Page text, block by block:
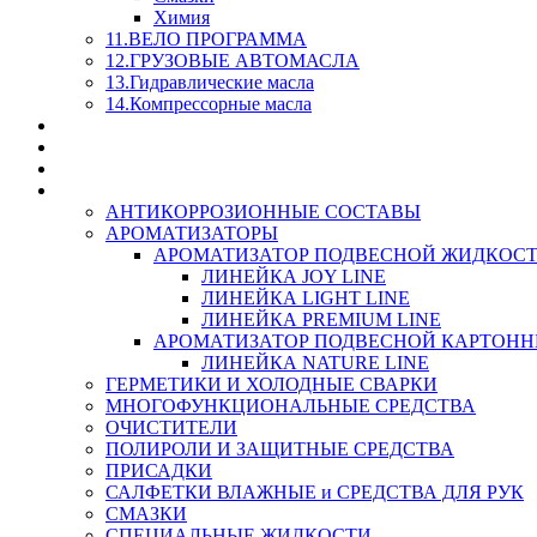
Химия
11.ВЕЛО ПРОГРАММА
12.ГРУЗОВЫЕ АВТОМАСЛА
13.Гидравлические масла
14.Компрессорные масла
АНТИКОРРОЗИОННЫЕ СОСТАВЫ
АРОМАТИЗАТОРЫ
АРОМАТИЗАТОР ПОДВЕСНОЙ
ЛИНЕЙКА JOY LINE
ЛИНЕЙКА LIGHT LINE
ЛИНЕЙКА PREMIUM LINE
АРОМАТИЗАТОР ПОДВЕСНОЙ
ЛИНЕЙКА NATURE LINE
ГЕРМЕТИКИ И ХОЛОДНЫЕ СВАРКИ
МНОГОФУНКЦИОНАЛЬНЫЕ СРЕДСТВА
ОЧИСТИТЕЛИ
ПОЛИРОЛИ И ЗАЩИТНЫЕ СРЕДСТВА
ПРИСАДКИ
САЛФЕТКИ ВЛАЖНЫЕ и СРЕДСТВА ДЛЯ РУК
СМАЗКИ